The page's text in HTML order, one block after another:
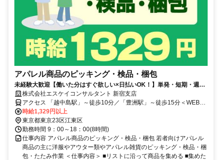
アパレル商品のピッキング・検品・梱包
未経験大歓迎【働いた分はすぐ欲しい×日払いOK！】単発・短期・週1
日～希望の働き方あり♪
株式会社エスケイコンサルタント 新宿支店
アクセス 「越中島駅」～徒歩10分／「豊洲駅」～徒歩15分＜WEB登
録OK＞
時給1,329円以上
東京都東京23区江東区
勤務時間 9：00～18：00(8時間)
仕事内容 アパレル商品のピッキング・検品・梱包 若者向けアパレル
商品の主に洋服やアウター類やアパレル雑貨のピッキング・検品・梱
包・たたみ作業 ＜仕事内容＞ ■リストに沿って商品を集める ■集めた